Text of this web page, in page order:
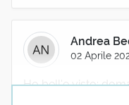
Andrea
02 Aprile
Ho bell'e visto: